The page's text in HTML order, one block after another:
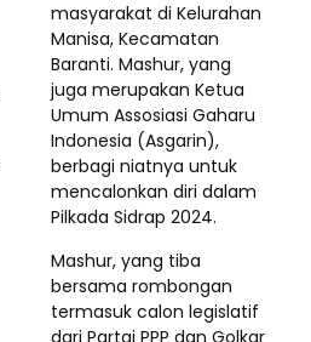
masyarakat di Kelurahan
Manisa, Kecamatan
Baranti. Mashur, yang
juga merupakan Ketua
Umum Assosiasi Gaharu
Indonesia (Asgarin),
berbagi niatnya untuk
mencalonkan diri dalam
Pilkada Sidrap 2024.
Mashur, yang tiba
bersama rombongan
termasuk calon legislatif
dari Partai PPP dan Golkar